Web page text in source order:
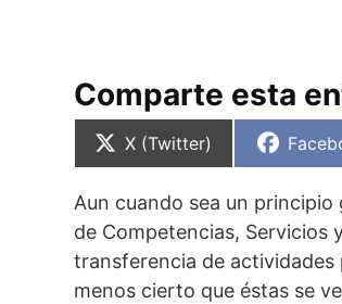
Comparte esta
Compartir
X (Twitter)
Aun cuando sea un
de Competencias, Servicios
transferencia de actividades
menos cierto que éstas se